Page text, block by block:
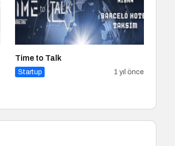
Time to Talk
Startup 1 yıl önce